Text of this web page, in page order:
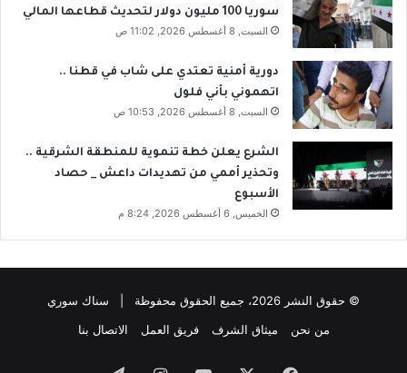
سوريا 100 مليون دولار لتحديث قطاعها المالي
السبت, 8 أغسطس 2026, 11:02 ص
دورية أمنية تعتدي على شاب في قطنا ..
اتهموني بأني فلول
السبت, 8 أغسطس 2026, 10:53 ص
الشرع يعلن خطة تنموية للمنطقة الشرقية ..
وتحذير أممي من تهديدات داعش _ حصاد
الأسبوع
الخميس, 6 أغسطس 2026, 8:24 م
© حقوق النشر 2026، جميع الحقوق محفوظة | سناك سوري
من نحن
ميثاق الشرف فريق العمل الاتصال بنا